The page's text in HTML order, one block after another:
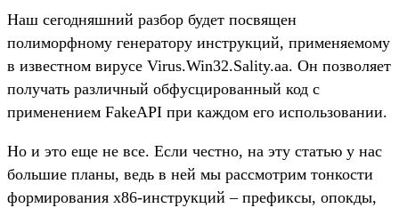
Наш сегодняшний разбор будет посвящен
полиморфному генератору инструкций, применяемому
в известном вирусе Virus.Win32.Sality.aa. Он позволяет
получать различный обфусцированный код с
применением FakeAPI при каждом его использовании.
Но и это еще не все. Если честно, на эту статью у нас
большие планы, ведь в ней мы рассмотрим тонкости
формирования x86-инструкций – префиксы, опокды,